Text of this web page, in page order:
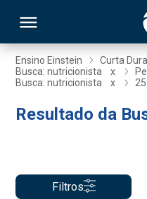
Ensino Einstein Curta
Busca: nutricionista
x
Busca: nutricionista
x
Resultado da
Filtros